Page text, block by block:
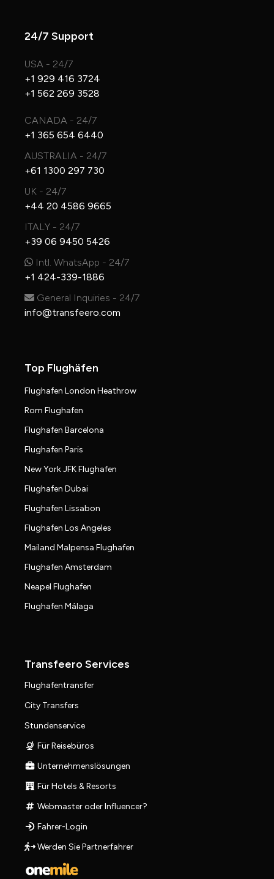
24/7 Support
USA - 24/7
+1 929 416 3724
+1 562 269 3528
CANADA - 24/7
+1 365 654 6440
AUSTRALIA - 24/7
+61 1300 297 730
UK - 24/7
+44 20 4586 9665
ITALY - 24/7
+39 06 9450 5426
Intl. WhatsApp - 24/7
+1 424-339-1886
General Inquiries - 24/7
info@transfeero.com
Top Flughäfen
Flughafen London Heathrow
Rom Flughafen
Flughafen Barcelona
Flughafen Paris
New York JFK Flughafen
Flughafen Dubai
Flughafen Lissabon
Flughafen Los Angeles
Mailand Malpensa Flughafen
Flughafen Amsterdam
Neapel Flughafen
Flughafen Málaga
Transfeero Services
Flughafentransfer
City Transfers
Stundenservice
Für Reisebüros
Unternehmenslösungen
Für Hotels & Resorts
Webmaster oder Influencer?
Fahrer-Login
Werden Sie Partnerfahrer